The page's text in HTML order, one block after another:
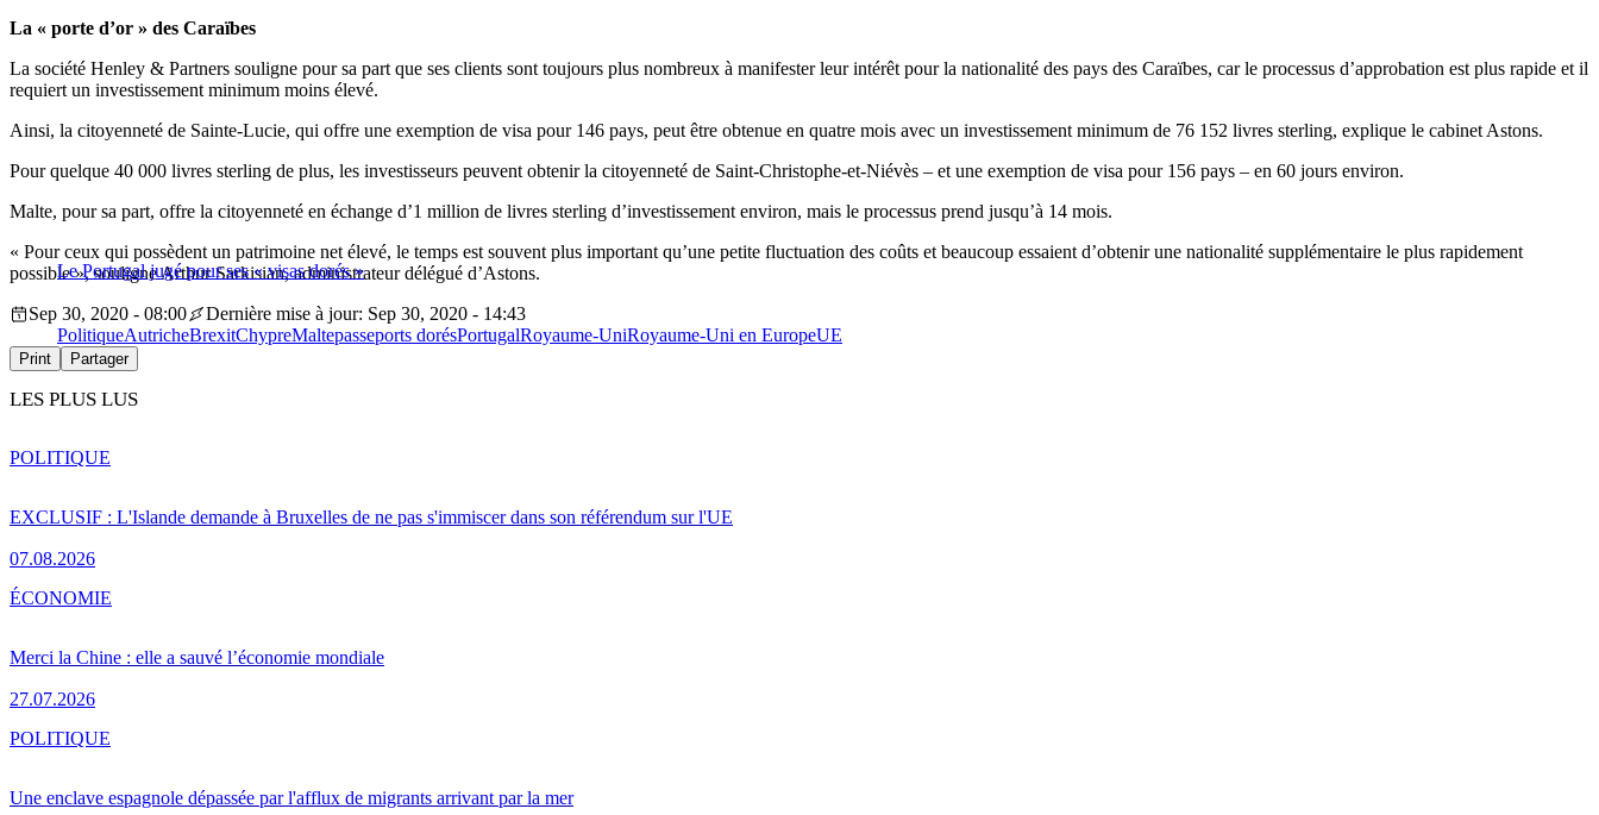
La « porte d’or » des Caraïbes
La société Henley & Partners souligne pour sa part que ses clients sont toujours plus nombreux à manifester leur intérêt pour la nationalité des pays des Caraïbes, car le processus d’approbation est plus rapide et il
requiert un investissement minimum moins élevé.
Ainsi, la citoyenneté de Sainte-Lucie, qui offre une exemption de visa pour 146 pays, peut être obtenue en quatre mois avec un investissement minimum de 76 152 livres sterling, explique le cabinet Astons.
Pour quelque 40 000 livres sterling de plus, les investisseurs peuvent obtenir la citoyenneté de Saint-Christophe-et-Niévès – et une exemption de visa pour 156 pays – en 60 jours environ.
Malte, pour sa part, offre la citoyenneté en échange d’1 million de livres sterling d’investissement environ, mais le processus prend jusqu’à 14 mois.
Le Portugal jugé pour ses « visas dorés »
« Pour ceux qui possèdent un patrimoine net élevé, le temps est souvent plus important qu’une petite fluctuation des coûts et beaucoup essaient d’obtenir une nationalité supplémentaire le plus rapidement
possible », souligne Arthur Sarkisian, administrateur délégué d’Astons.
Sep 30, 2020 - 08:00
Dernière mise à jour: Sep 30, 2020 - 14:43
PolitiqueAutricheBrexitChypreMaltepasseports dorésPortugalRoyaume-UniRoyaume-Uni en EuropeUE
Print Partager
LES PLUS LUS
EXCLUSIF : L'Islande demande à Bruxelles de ne pas s'immiscer dans son référendum sur l'UE
07.08.2026
POLITIQUE
Merci la Chine : elle a sauvé l’économie mondiale
27.07.2026
ÉCONOMIE
Une enclave espagnole dépassée par l'afflux de migrants arrivant par la mer
POLITIQUE